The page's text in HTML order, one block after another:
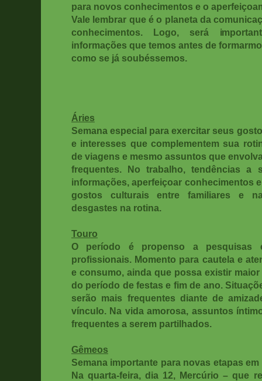
para novos conhecimentos e o
Vale lembrar que é o planeta da
conhecimentos. Logo, será
informações que temos antes de
como se já soubéssemos.
Áries
Semana especial para exercitar seus
e interesses que complementem sua
de viagens e mesmo assuntos que
frequentes. No trabalho, tendências a
informações, aperfeiçoar conhecimentos
gostos culturais entre familiares e
desgastes na rotina.
Touro
O período é propenso a pesquisas
profissionais. Momento para cautela e
e consumo, ainda que possa existir
do período de festas e fim de ano.
serão mais frequentes diante de
vínculo. Na vida amorosa, assuntos
frequentes a serem partilhados.
Gêmeos
Semana importante para novas etapas
Na quarta-feira, dia 12, Mercúrio – que